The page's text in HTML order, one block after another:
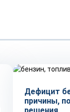
Дефицит
причины,